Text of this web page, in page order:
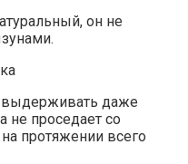
он не
выдерживать даже
не проседает со
протяжении всего